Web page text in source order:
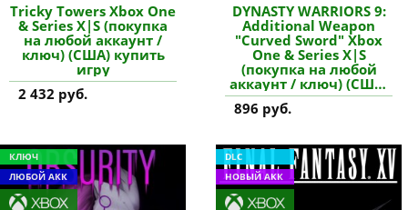
Tricky Towers Xbox One
& Series X|S (покупка
на любой аккаунт /
ключ) (США) купить
игру
2 432 руб.
DYNASTY WARRIORS 9:
Additional Weapon
"Curved Sword" Xbox
One & Series X|S
(покупка на любой
аккаунт / ключ) (США)
купить дополнение
896 руб.
КЛЮЧ
ЛЮБОЙ АКК
DLC
НОВЫЙ АКК